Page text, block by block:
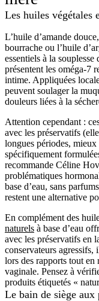
Les huiles végétales
L’huile d’amande
bourrache ou l’huile
essentiels à la
présentent les oméga-7
intime. Appliquées
peuvent soulager la
douleurs liées à la
Attention cependant :
avec les préservatifs
longues périodes,
spécifiquement
recommande Céline
problématiques
base d’eau, sans
restent une alternative
En complément des
naturels à base d’eau
avec les préservatifs en
conservateurs
lors des rapports tout en
vaginale. Pensez à
produits étiquetés «
Le bain de siège aux